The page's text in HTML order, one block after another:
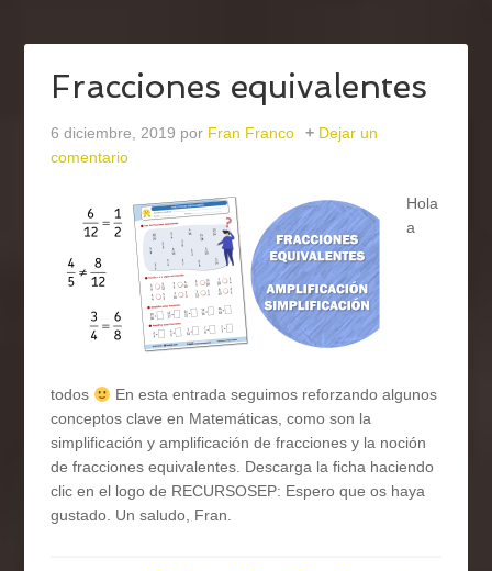
Fracciones equivalentes
6 diciembre, 2019 por Fran Franco
Dejar un
comentario
Hola
a
todos
En esta entrada seguimos reforzando algunos
conceptos clave en Matemáticas, como son la
simplificación y amplificación de fracciones y la noción
de fracciones equivalentes. Descarga la ficha haciendo
clic en el logo de RECURSOSEP: Espero que os haya
gustado. Un saludo, Fran.